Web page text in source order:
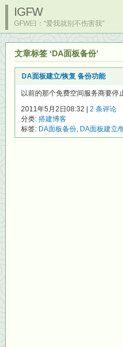
IGFW
GFW曰：“爱我就别不伤害我”
文章标签 ‘DA面板备份’
DA面板建立/恢复 备份功能
以前的那个免费空间服务商要
2011年5月2日08:32 | 2 条评论
分类: 搭建博客
标签: DA面板备份, DA面板建立/